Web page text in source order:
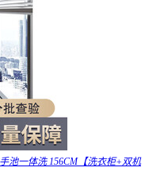
池一体洗 156CM【洗衣柜+双机